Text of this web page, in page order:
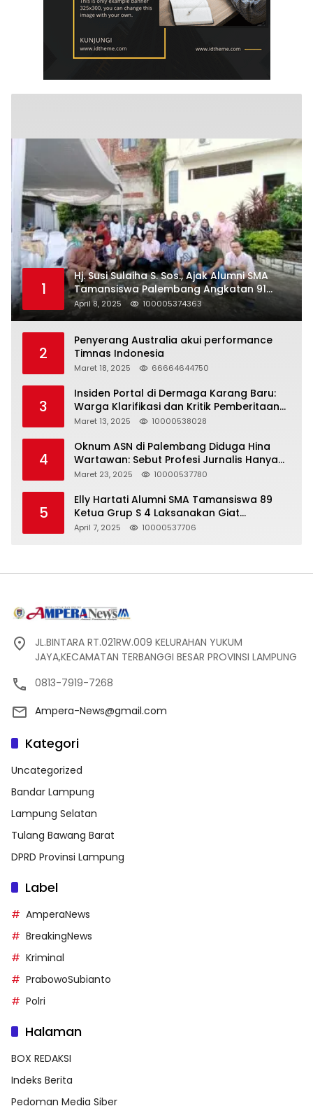
1
Hj. Susi Sulaiha S. Sos., Ajak Alumni SMA
Tamansiswa Palembang Angkatan 91
Halal Bihalal
April 8, 2025 100005374363
2
Penyerang Australia akui performance
Timnas Indonesia
Maret 18, 2025 66664644750
3
Insiden Portal di Dermaga Karang Baru:
Warga Klarifikasi dan Kritik Pemberitaan
yang Tidak Akurat
Maret 13, 2025 10000538028
4
Oknum ASN di Palembang Diduga Hina
Wartawan: Sebut Profesi Jurnalis Hanya
Seharga 2 Liter Bensin, Berujung Dugaan
Maret 23, 2025 10000537780
5
Elly Hartati Alumni SMA Tamansiswa 89
Ketua Grup S 4 Laksanakan Giat
Silaturahmi
April 7, 2025 10000537706
JL.BINTARA RT.021RW.009 KELURAHAN YUKUM
JAYA,KECAMATAN TERBANGGI BESAR PROVINSI LAMPUNG
0813-7919-7268
Ampera-News@gmail.com
Kategori
Uncategorized
Bandar Lampung
Lampung Selatan
Tulang Bawang Barat
DPRD Provinsi Lampung
Label
AmperaNews
BreakingNews
Kriminal
PrabowoSubianto
Polri
Halaman
BOX REDAKSI
Indeks Berita
Pedoman Media Siber